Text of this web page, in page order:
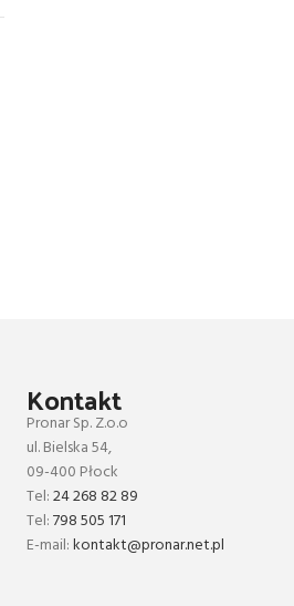
Kontakt
Pronar Sp. Z.o.o
ul. Bielska 54,
09-400 Płock
Tel:24 268 82 89
Tel:798 505 171
E-mail:kontakt@pronar.net.pl